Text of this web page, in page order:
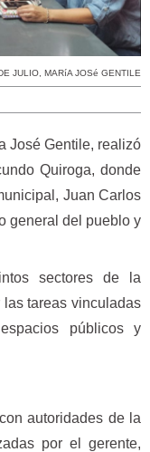
JULIO, MARíA JOSé GENTILE
José Gentile, realizó
Quiroga, donde
Juan Carlos
general del pueblo y
sectores de la
tareas vinculadas
públicos y
autoridades de la
por el gerente,